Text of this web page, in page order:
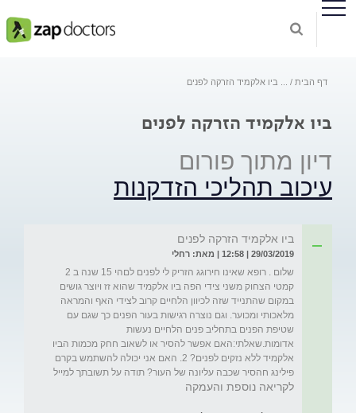
דף הבית ביו אלקמיד הזרקה לפנים
ביו אלקמיד הזרקה לפנים
דיון מתוך פורום
עיכוב תהליכי הזדקנות
ביו אלקמיד הזרקה לפנים
29/03/2019 | 12:58 | מאת: רחלי
קמטי הצחוק משני צידי הפה ביו אלקמיד שהוא זז ויוצר גושים
במקום שהתנייד שזה לכיוון הלחיים קרוב לצידי האף והמראה
מלאכותי ומכוער. וגם נוצרה רגישות בעור הפנים כך שגם עם
שטיפת הפנים בתחליב פנים הלחיים נעשות
אדומות.שאלתי:האם אפשר להסיר או לשאוב חחק מכמות הביו
אלקמיד ללא נזקים לפנים? 2. האם אני יכולה להשתמש בקרם
פילינג חהסיר שכבה עליונה של העור? תודה על תשובתך למייל
לקריאה נוספת והעמקה